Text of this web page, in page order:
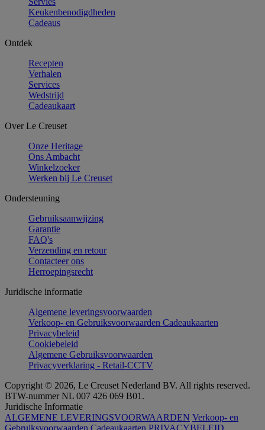
Keukenbenodigdheden
Cadeaus
Ontdek
Recepten
Verhalen
Services
Wedstrijd
Cadeaukaart
Over Le Creuset
Onze Heritage
Ons Ambacht
Winkelzoeker
Werken bij Le Creuset
Ondersteuning
Gebruiksaanwijzing
Garantie
FAQ's
Verzending en retour
Contacteer ons
Herroepingsrecht
Juridische informatie
Algemene leveringsvoorwaarden
Verkoop- en Gebruiksvoorwaarden Cadeaukaarten
Privacybeleid
Cookiebeleid
Algemene Gebruiksvoorwaarden
Privacyverklaring - Retail-CCTV
Copyright © 2026, Le Creuset Nederland BV. All rights reserved.
BTW-nummer NL 007 426 069 B01.
Juridische Informatie
ALGEMENE LEVERINGSVOORWAARDEN Verkoop- en